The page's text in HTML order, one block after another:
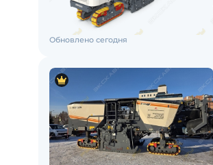
Обновлено сегодня